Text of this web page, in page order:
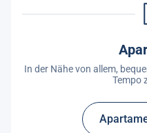
In der Nähe von allem,
Tempo